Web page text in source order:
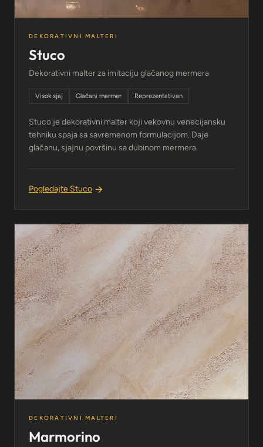
DEKORATIVNI MALTERI
Stuco
Dekorativni malter za imitaciju glačanog mermera
Visok sjaj Glačani mermer Reprezentativan
Stuco je dekorativni malter koji vekovnu venecijansku
tehniku spaja sa savremenom formulacijom. Daje
glačanu, sjajnu površinu sa dubinom mermera.
Pogledajte Stuco
DEKORATIVNI MALTERI
Marmorino